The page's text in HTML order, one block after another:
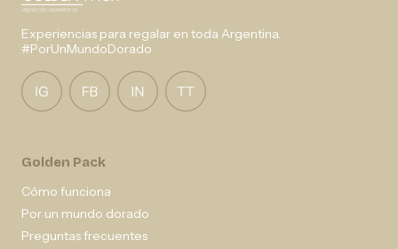
Experiencias para regalar en toda Argentina.
#PorUnMundoDorado
Golden Pack
Cómo funciona
Por un mundo dorado
Preguntas frecuentes